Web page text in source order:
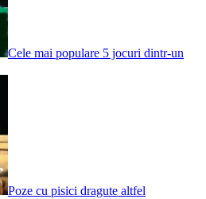
Cele mai populare 5 jocuri dintr-un
Poze cu pisici dragute altfel